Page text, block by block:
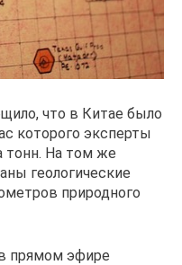
что в Китае было
которого эксперты
тонн. На том же
геологические
природного
прямом эфире